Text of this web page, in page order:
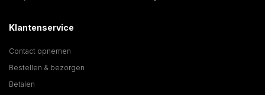
Klantenservice
Contact opnemen
Bestellen & bezorgen
Betalen